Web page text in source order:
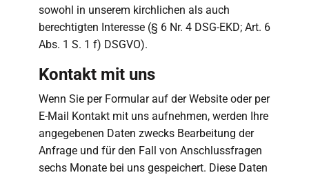
sowohl in unserem kirchlichen als auch
berechtigten Interesse (§ 6 Nr. 4 DSG-EKD; Art. 6
Abs. 1 S. 1 f) DSGVO).
Kontakt mit uns
Wenn Sie per Formular auf der Website oder per
E-Mail Kontakt mit uns aufnehmen, werden Ihre
angegebenen Daten zwecks Bearbeitung der
Anfrage und für den Fall von Anschlussfragen
sechs Monate bei uns gespeichert. Diese Daten